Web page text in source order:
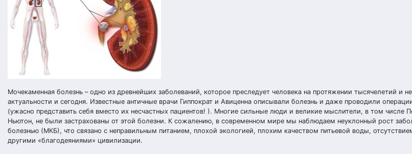
Мочекаменная болезнь – одно из древнейших заболеваний, которое преследует человека на протяжении тысячелетий и
актуальности и сегодня. Известные античные врачи Гиппократ и Авиценна описывали болезнь и даже проводили
(ужасно представить себя вместо их несчастных пациентов! ). Многие сильные люди и великие мыслители, в том числе
Ньютон, не были застрахованы от этой болезни. К сожалению, в современном мире мы наблюдаем неуклонный рост
болезнью (МКБ), что связано с неправильным питанием, плохой экологией, плохим качеством питьевой воды,
другими «благодеяниями» цивилизации.